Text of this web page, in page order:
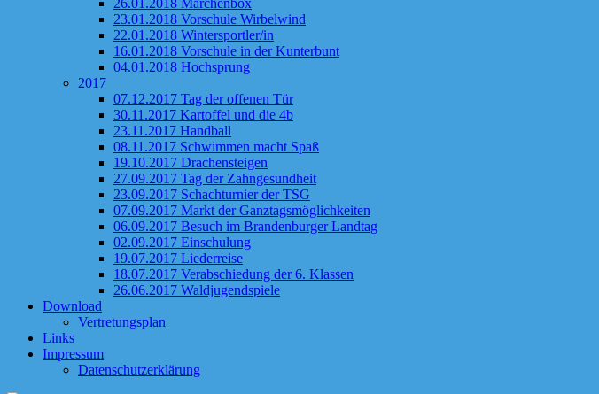
23.01.2018 Vorschule Wirbelwind
22.01.2018 Wintersportler/in
16.01.2018 Vorschule in der Kunterbunt
04.01.2018 Hochsprung
2017
07.12.2017 Tag der offenen Tür
30.11.2017 Kartoffel und die 4b
23.11.2017 Handball
08.11.2017 Schwimmen macht Spaß
19.10.2017 Drachensteigen
27.09.2017 Tag der Zahngesundheit
23.09.2017 Schachturnier der TSG
07.09.2017 Markt der Ganztagsmöglichkeiten
06.09.2017 Besuch im Brandenburger Landtag
02.09.2017 Einschulung
19.07.2017 Liederreise
18.07.2017 Verabschiedung der 6. Klassen
26.06.2017 Waldjugendspiele
Download
Vertretungsplan
Links
Impressum
Datenschutzerklärung